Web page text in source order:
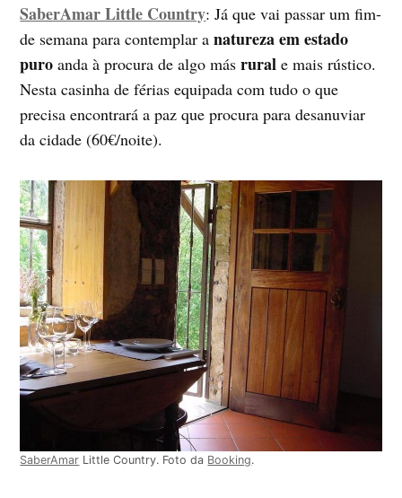
SaberAmar Little Country: Já que vai passar um fim-
de semana para contemplar anatureza em estado
puro anda à procura de algo másrural e mais rústico.
Nesta casinha de férias equipada com tudo o que
precisa encontrará a paz que procura para desanuviar
da cidade (60€/noite).
SaberAmar Little Country. Foto da Booking.